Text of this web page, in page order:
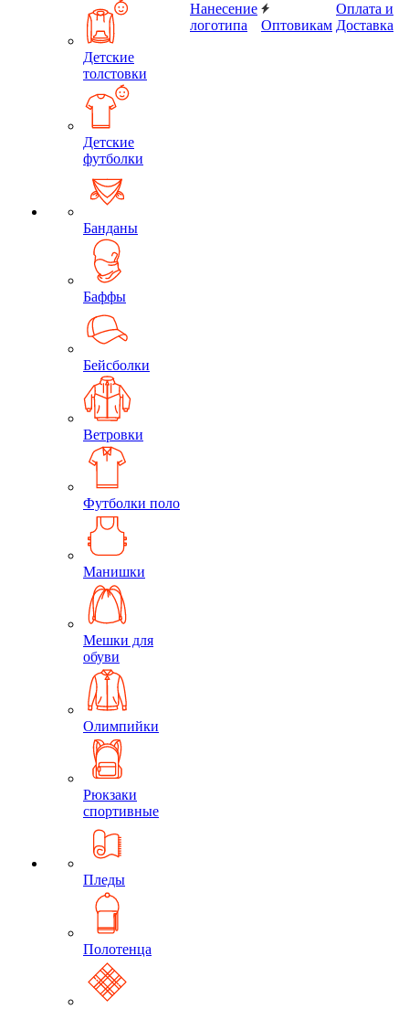
Детские
толстовки
Детские
футболки
Банданы
Баффы
Бейсболки
Ветровки
Футболки поло
Манишки
Мешки для
обуви
Олимпийки
Рюкзаки
спортивные
Пледы
Полотенца
Нанесение
логотипа
Оптовикам
Оплата и
Доставка